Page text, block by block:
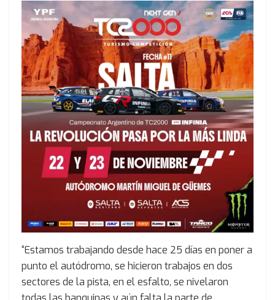
“Estamos trabajando desde hace 25 días en poner a
punto el autódromo, se hicieron trabajos en dos
sectores de la pista, en el esfalto, se nivelaron